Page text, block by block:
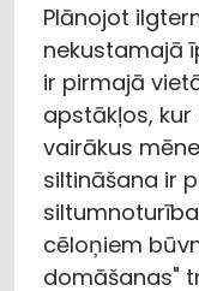
Plānojot
nekustamajā
ir pirmajā
apstākļos,
vairākus
siltināšana ir
cēloņiem
domāšanas"